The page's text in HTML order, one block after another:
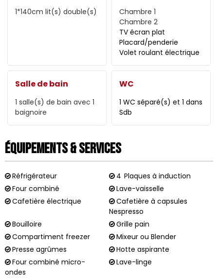
1*140cm lit(s) double(s)
Chambre 1
Chambre 2
TV écran plat
Placard/penderie
Volet roulant électrique
Salle de bain
1 salle(s) de bain avec 1
baignoire
WC
1 WC séparé(s) et 1 dans
Sdb
Équipements & Services
Réfrigérateur 4 Plaques à induction
Four combiné
Lave-vaisselle
Cafetière électrique
Cafetière à capsules
Nespresso
Bouilloire
Grille pain
Compartiment freezer
Mixeur ou Blender
Presse agrûmes
Hotte aspirante
Four combiné micro-
ondes
Lave-linge